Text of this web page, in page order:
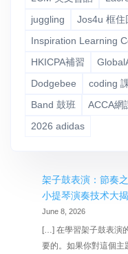
juggling
Jos4u 框住
Inspiration Learning
HKICPA補習
Dodgebee
coding
Band 鼓班
ACCA網
2026 adidas
架子鼓表演：節奏
小提琴演奏技术大
June 8, 2026
[…] 在學習架子鼓表演
要的。如果你對這個主